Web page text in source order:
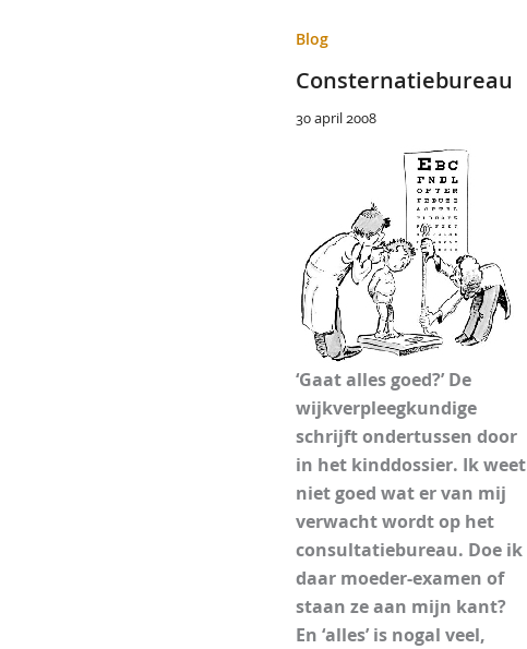
Blog
Consternatiebureau
30 april 2008
‘Gaat alles goed?’ De
wijkverpleegkundige
schrijft ondertussen door
in het kinddossier. Ik weet
niet goed wat er van mij
verwacht wordt op het
consultatiebureau. Doe ik
daar moeder-examen of
staan ze aan mijn kant?
En ‘alles’ is nogal veel,